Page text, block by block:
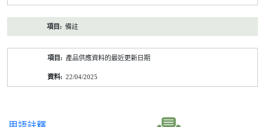
備註
產品供應資料的最近更新日期
22/04/2025